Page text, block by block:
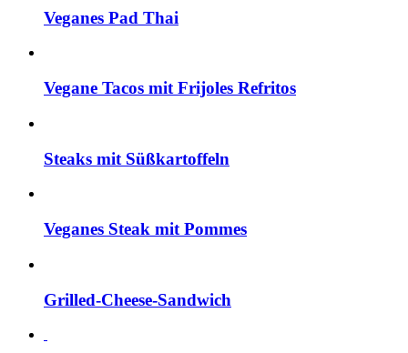
Veganes Pad Thai
Vegane Tacos mit Frijoles Refritos
Steaks mit Süßkartoffeln
Veganes Steak mit Pommes
Grilled-Cheese-Sandwich